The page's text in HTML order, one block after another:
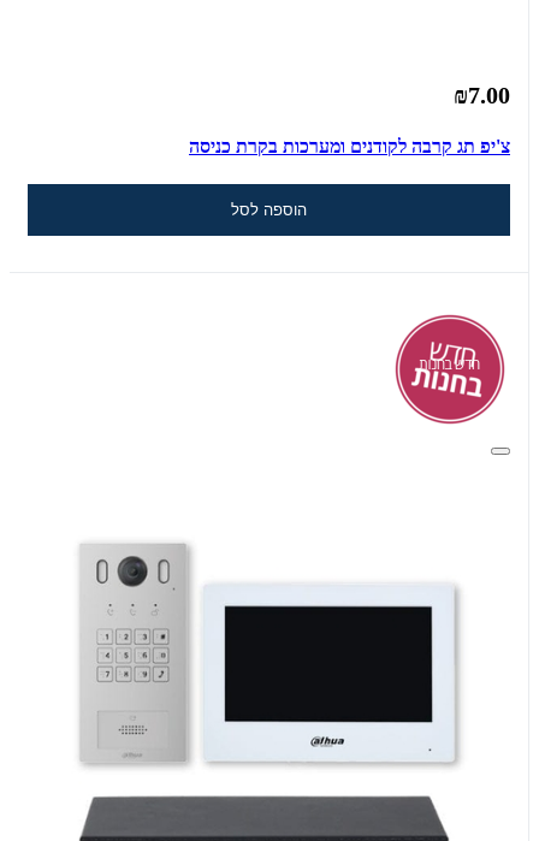
₪7.00
צ'יפ תג קרבה לקודנים ומערכות בקרת כניסה
הוספה לסל